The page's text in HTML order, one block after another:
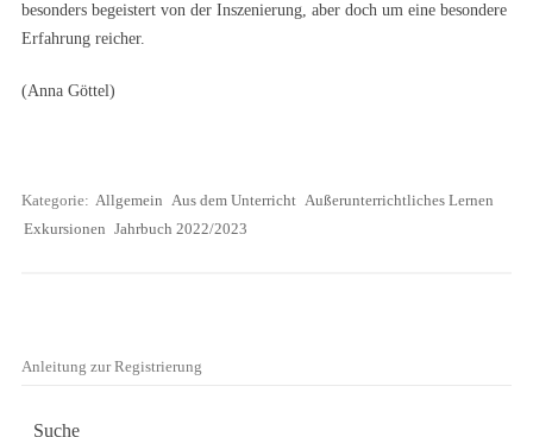
besonders begeistert von der Inszenierung, aber doch um eine besondere
Erfahrung reicher.
(Anna Göttel)
Kategorie: Allgemein Aus dem Unterricht Außerunterrichtliches Lernen
Exkursionen Jahrbuch 2022/2023
Anleitung zur Registrierung
Suche